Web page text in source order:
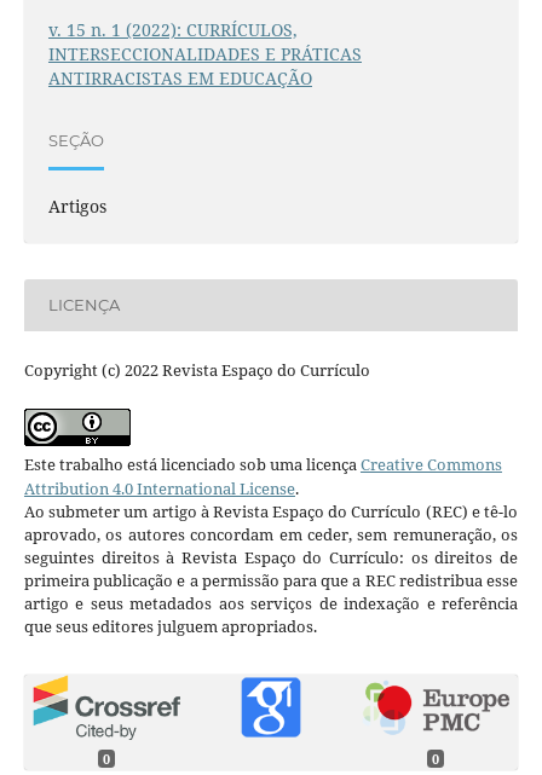
v. 15 n. 1 (2022): CURRÍCULOS,
INTERSECCIONALIDADES E PRÁTICAS
ANTIRRACISTAS EM EDUCAÇÃO
SEÇÃO
Artigos
LICENÇA
Copyright (c) 2022 Revista Espaço do Currículo
Este trabalho está licenciado sob uma licençaCreative Commons
Attribution 4.0 International License.
Ao submeter um artigo à Revista Espaço do Currículo (REC) e tê-lo
aprovado, os autores concordam em ceder, sem remuneração, os
seguintes direitos à Revista Espaço do Currículo: os direitos de
primeira publicação e a permissão para que a REC redistribua esse
artigo e seus metadados aos serviços de indexação e referência
que seus editores julguem apropriados.
0 0